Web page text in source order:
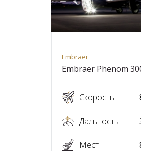
Embraer
Embraer Phenom
Скорость
Дальность
Мест